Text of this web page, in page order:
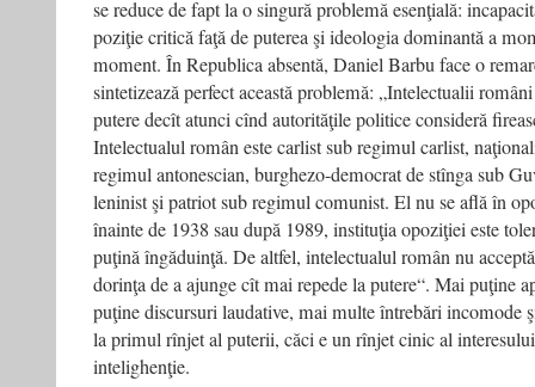
se reduce de fapt la o singură problemă esenţială:
poziţie critică faţă de puterea şi ideologia dominantă a
moment. În Republica absentă, Daniel Barbu face o
sintetizează perfect această problemă: „Intelectualii
putere decît atunci cînd autorităţile politice consideră
Intelectualul român este carlist sub regimul carlist,
regimul antonescian, burghezo-democrat de stînga sub
leninist şi patriot sub regimul comunist. El nu se află în
înainte de 1938 sau după 1989, instituţia opoziţiei este
puţină îngăduinţă. De altfel, intelectualul român nu
dorinţa de a ajunge cît mai repede la putere“. Mai puţine
puţine discursuri laudative, mai multe întrebări incomode
la primul rînjet al puterii, căci e un rînjet cinic al
intelighenţie.